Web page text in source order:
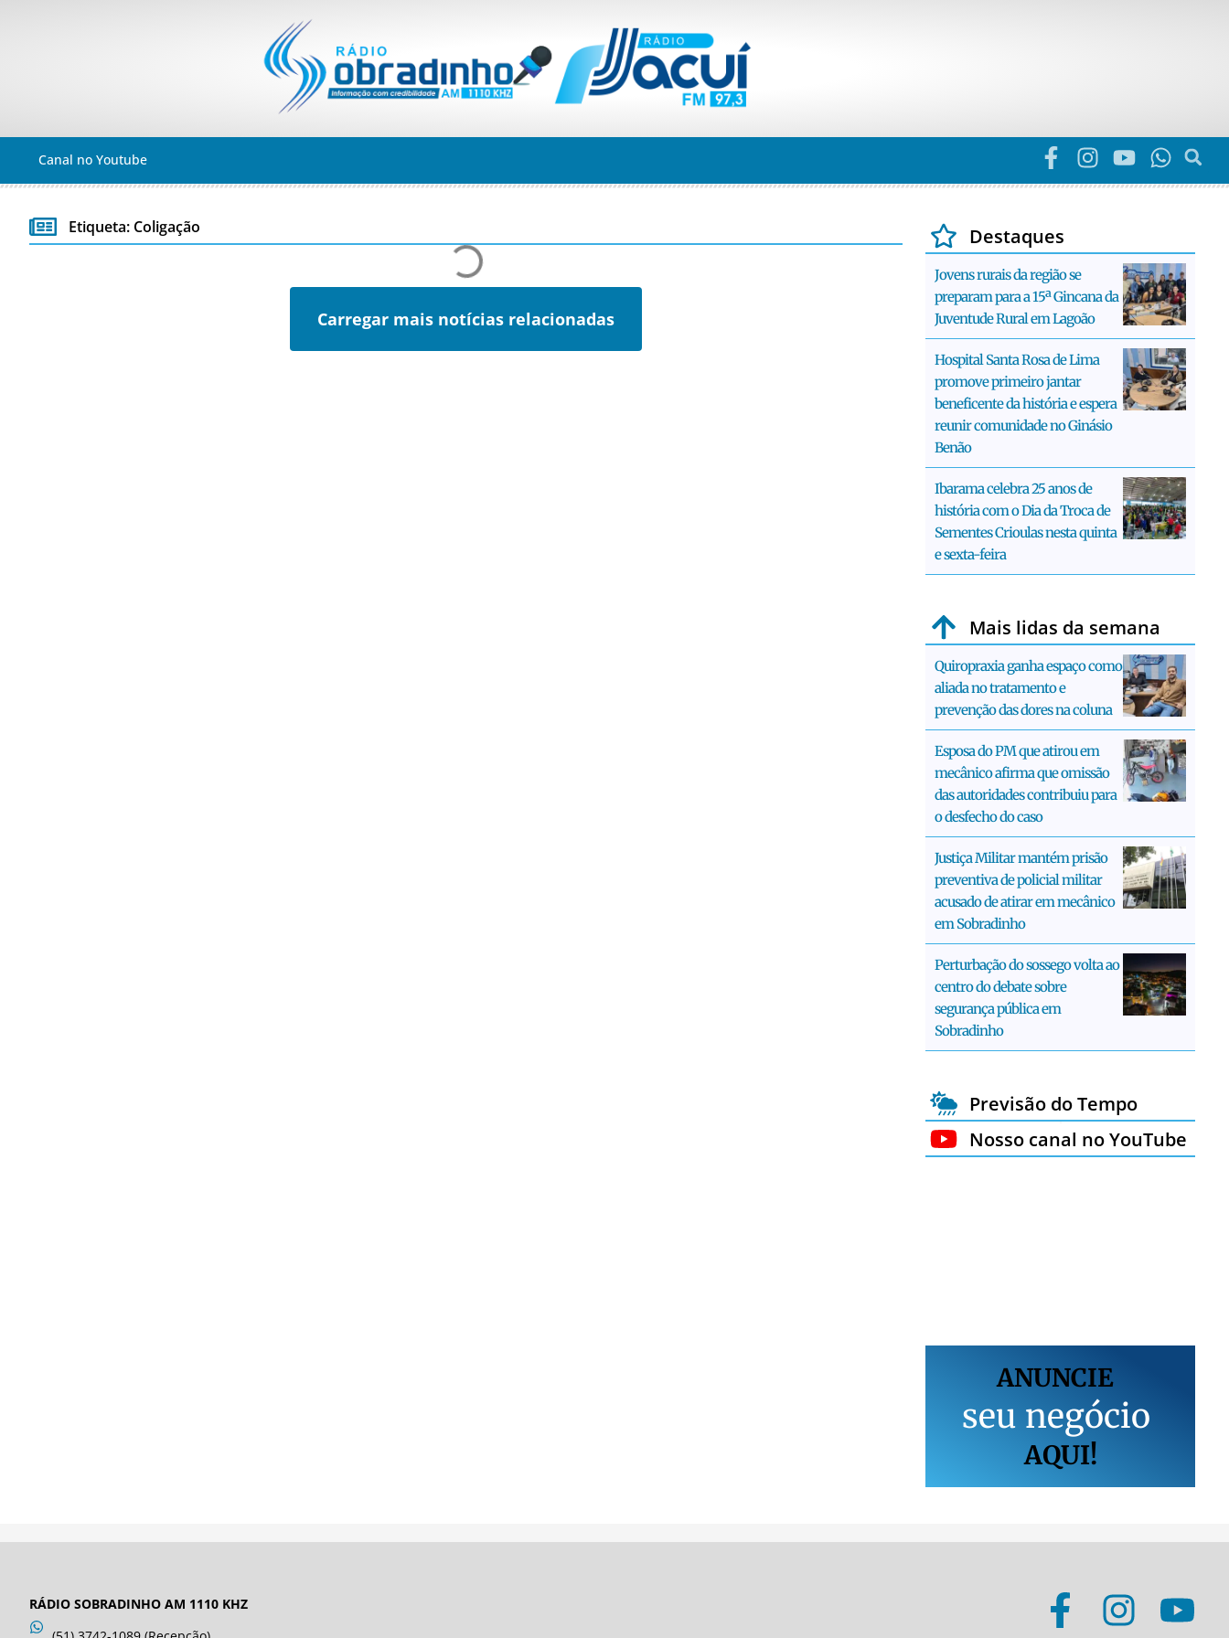
Canal no Youtube
Etiqueta: Coligação
Carregar mais notícias relacionadas
Destaques
Jovens rurais da região se
preparam para a 15ª Gincana da
Juventude Rural em Lagoão
Hospital Santa Rosa de Lima
promove primeiro jantar
beneficente da história e espera
reunir comunidade no Ginásio
Benão
Ibarama celebra 25 anos de
história com o Dia da Troca de
Sementes Crioulas nesta quinta
e sexta-feira
Mais lidas da semana
Quiropraxia ganha espaço como
aliada no tratamento e
prevenção das dores na coluna
Esposa do PM que atirou em
mecânico afirma que omissão
das autoridades contribuiu para
o desfecho do caso
Justiça Militar mantém prisão
preventiva de policial militar
acusado de atirar em mecânico
em Sobradinho
Perturbação do sossego volta ao
centro do debate sobre
segurança pública em
Sobradinho
Previsão do Tempo
Nosso canal no YouTube
ANUNCIE
seu negócio
AQUI!
RÁDIO SOBRADINHO AM 1110 KHZ